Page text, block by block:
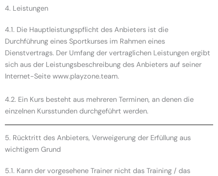
4. Leistungen
4.1. Die Hauptleistungspflicht des Anbieters ist die
Durchführung eines Sportkurses im Rahmen eines
Dienstvertrags. Der Umfang der vertraglichen Leistungen ergibt
sich aus der Leistungsbeschreibung des Anbieters auf seiner
Internet-Seite www.playzone.team.
4.2. Ein Kurs besteht aus mehreren Terminen, an denen die
einzelnen Kursstunden durchgeführt werden.
5. Rücktritt des Anbieters, Verweigerung der Erfüllung aus
wichtigem Grund
5.1. Kann der vorgesehene Trainer nicht das Training / das